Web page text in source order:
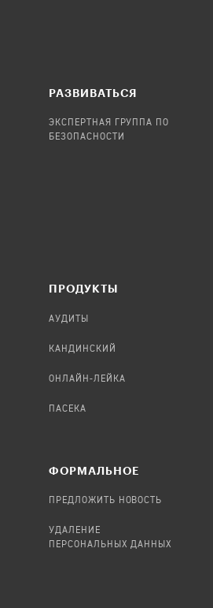
РАЗВИВАТЬСЯ
ЭКСПЕРТНАЯ ГРУППА ПО
БЕЗОПАСНОСТИ
ПРОДУКТЫ
АУДИТЫ
КАНДИНСКИЙ
ОНЛАЙН-ЛЕЙКА
ПАСЕКА
ФОРМАЛЬНОЕ
ПРЕДЛОЖИТЬ НОВОСТЬ
УДАЛЕНИЕ
ПЕРСОНАЛЬНЫХ ДАННЫХ